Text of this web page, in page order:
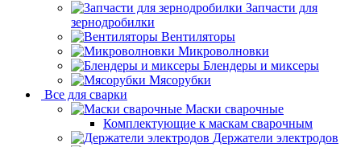
Запчасти для
зернодробилки
Вентиляторы
Микроволновки
Блендеры и миксеры
Мясорубки
Все для сварки
Маски сварочные
Комплектующие к маскам сварочным
Держатели электродов